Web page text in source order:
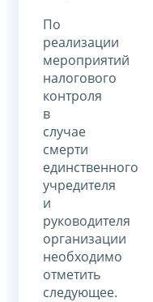
По
реализации
мероприятий
налогового
контроля
в
случае
смерти
единственного
учредителя
и
руководителя
организации
необходимо
отметить
следующее.